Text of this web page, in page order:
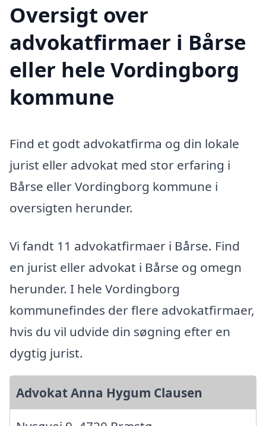
Oversigt over
advokatfirmaer i Bårse
eller hele Vordingborg
kommune
Find et godt advokatfirma og din lokale
jurist eller advokat med stor erfaring i
Bårse eller Vordingborg kommune i
oversigten herunder.
Vi fandt 11 advokatfirmaer i Bårse. Find
en jurist eller advokat i Bårse og omegn
herunder. I hele Vordingborg
kommunefindes der flere advokatfirmaer,
hvis du vil udvide din søgning efter en
dygtig jurist.
Advokat Anna Hygum Clausen